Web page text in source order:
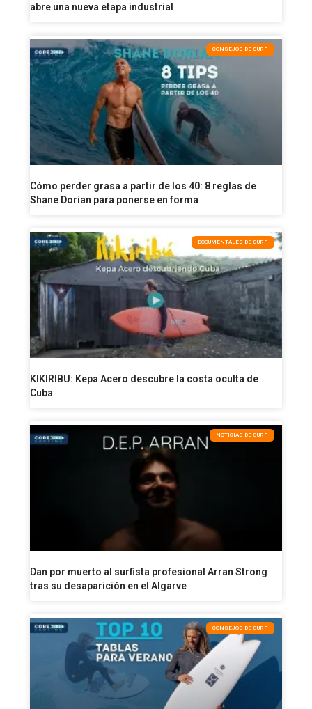
abre una nueva etapa industrial
CONSEJOS DE SURF
Cómo perder grasa a partir de los 40: 8 reglas de
Shane Dorian para ponerse en forma
DOCUMENTALES DE SURF
KIKIRIBU: Kepa Acero descubre la costa oculta de
Cuba
NOTICIAS DE SURF
Dan por muerto al surfista profesional Arran Strong
tras su desaparición en el Algarve
CONSEJOS DE SURF